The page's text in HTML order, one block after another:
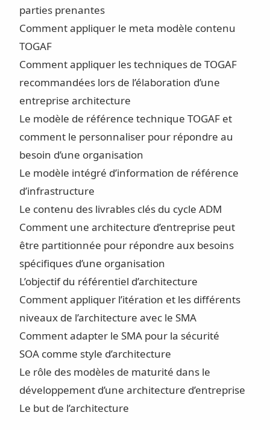
parties prenantes
Comment appliquer le meta modèle contenu
TOGAF
Comment appliquer les techniques de TOGAF
recommandées lors de l’élaboration d’une
entreprise architecture
Le modèle de référence technique TOGAF et
comment le personnaliser pour répondre au
besoin d’une organisation
Le modèle intégré d’information de référence
d’infrastructure
Le contenu des livrables clés du cycle ADM
Comment une architecture d’entreprise peut
être partitionnée pour répondre aux besoins
spécifiques d’une organisation
L’objectif du référentiel d’architecture
Comment appliquer l’itération et les différents
niveaux de l’architecture avec le SMA
Comment adapter le SMA pour la sécurité
SOA comme style d’architecture
Le rôle des modèles de maturité dans le
développement d’une architecture d’entreprise
Le but de l’architecture